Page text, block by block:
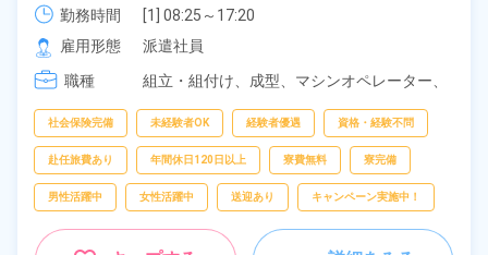
勤務時間
[1] 08:25～17:20
[2] 20:30～05:45
雇用形態
派遣社員
職種
組立・組付け、 成型、 マシンオペレーター、
梱包
社会保険完備 未経験者OK 経験者優遇 資格・経験不問
赴任旅費あり 年間休日120日以上 寮費無料 寮完備
男性活躍中 女性活躍中 送迎あり キャンペーン実施中！